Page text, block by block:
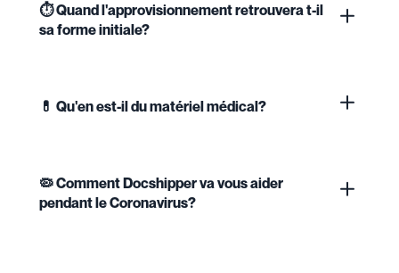
⏱️ Quand l'approvisionnement retrouvera t-il
sa forme initiale?
💊 Qu'en est-il du matériel médical?
🦠 Comment Docshipper va vous aider
pendant le Coronavirus?